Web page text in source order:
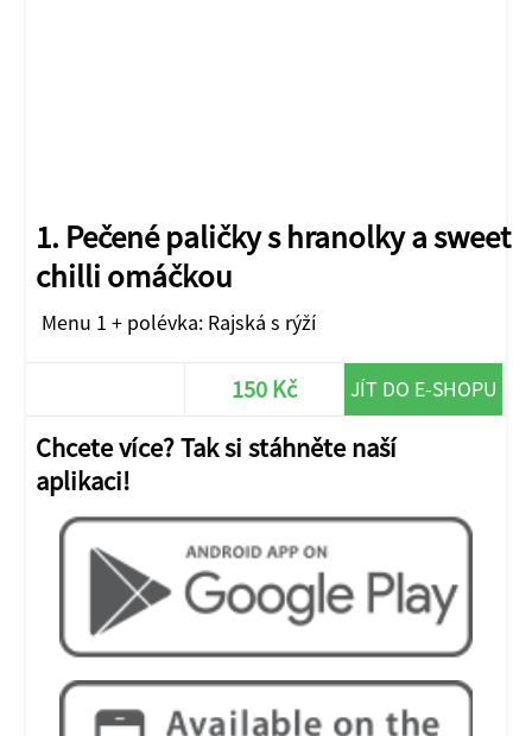
1. Pečené paličky s hranolky a sweet
chilli omáčkou
Menu 1 + polévka: Rajská s rýží
150 Kč JÍT DO E-SHOPU
Chcete více? Tak si stáhněte naší
aplikaci!